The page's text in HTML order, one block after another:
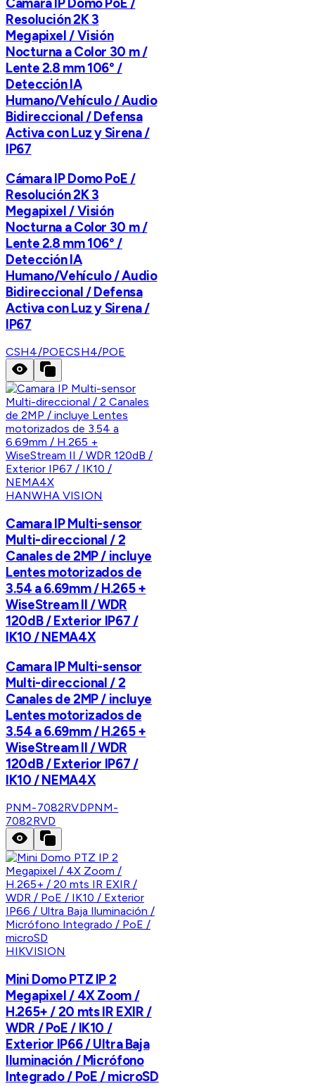
Resolución 2K 3
Megapixel / Visión
Nocturna a Color 30 m /
Lente 2.8 mm 106° /
Detección IA
Humano/Vehículo / Audio
Bidireccional / Defensa
Activa con Luz y Sirena /
IP67
Cámara IP Domo PoE /
Resolución 2K 3
Megapixel / Visión
Nocturna a Color 30 m /
Lente 2.8 mm 106° /
Detección IA
Humano/Vehículo / Audio
Bidireccional / Defensa
Activa con Luz y Sirena /
IP67
CSH4/POECSH4/POE
HANWHA VISION
Camara IP Multi-sensor
Multi-direccional / 2
Canales de 2MP / incluye
Lentes motorizados de
3.54 a 6.69mm / H.265 +
WiseStream II / WDR
120dB / Exterior IP67 /
IK10 / NEMA4X
Camara IP Multi-sensor
Multi-direccional / 2
Canales de 2MP / incluye
Lentes motorizados de
3.54 a 6.69mm / H.265 +
WiseStream II / WDR
120dB / Exterior IP67 /
IK10 / NEMA4X
PNM-7082RVDPNM-
7082RVD
HIKVISION
Mini Domo PTZ IP 2
Megapixel / 4X Zoom /
H.265+ / 20 mts IR EXIR /
WDR / PoE / IK10 /
Exterior IP66 / Ultra Baja
Iluminación / Micrófono
Integrado / PoE / microSD